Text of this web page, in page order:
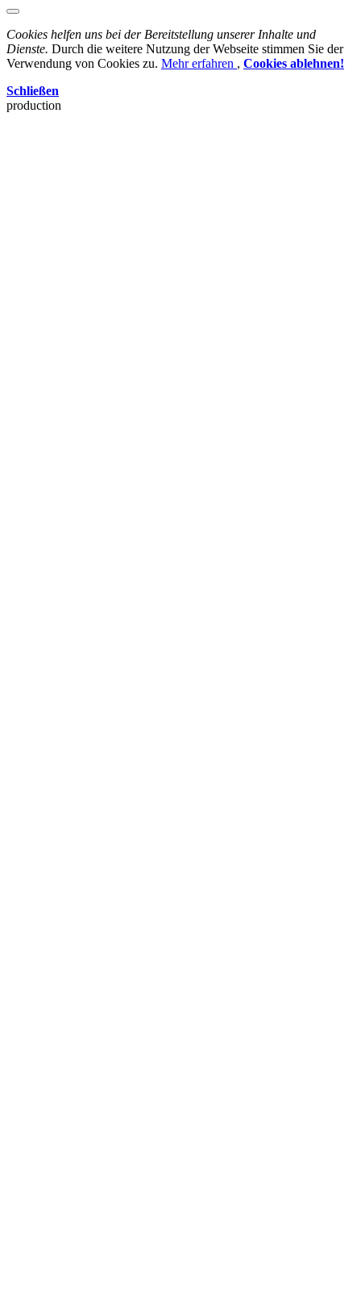
Cookies helfen uns bei der Bereitstellung unserer Inhalte und
Dienste. Durch die weitere Nutzung der Webseite stimmen Sie der
Verwendung von Cookies zu. Mehr erfahren , Cookies ablehnen!
Schließen
production